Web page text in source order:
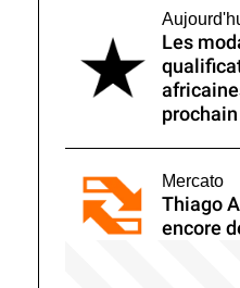
Les
Mercato
Thiago
encore